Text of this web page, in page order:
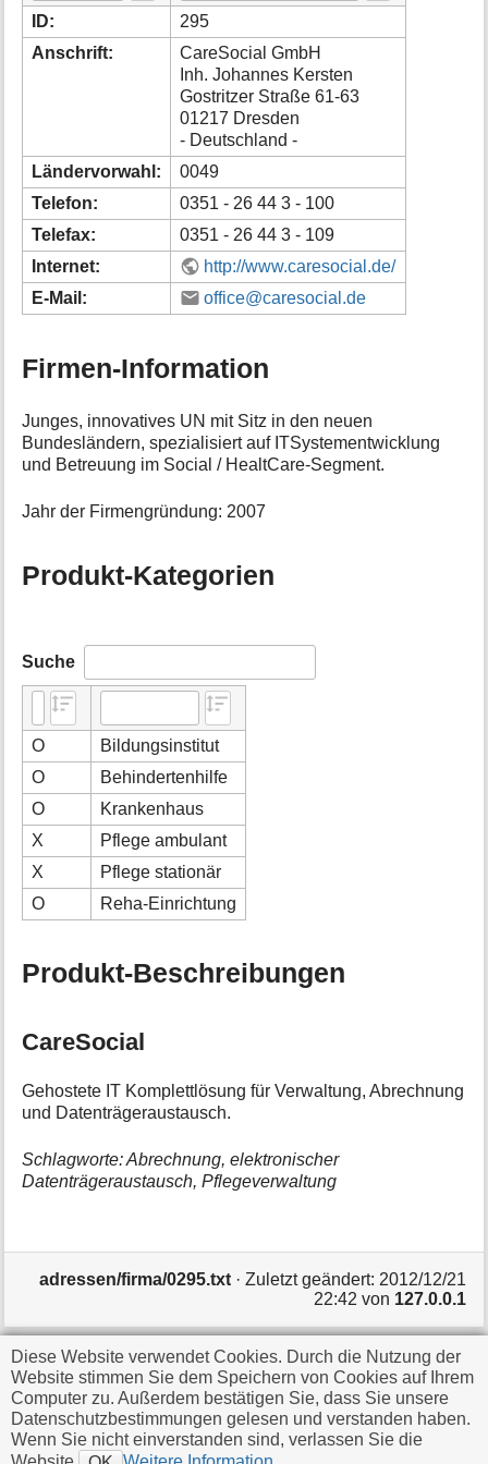
o
n
r
S
i
ID:
295
Anschrift:
CareSocial GmbH
Inh. Johannes Kersten
Gostritzer Straße 61-63
01217 Dresden
- Deutschland -
Ländervorwahl:
0049
Telefon:
0351 - 26 44 3 - 100
Telefax:
0351 - 26 44 3 - 109
Internet:
http://www.caresocial.de/
E-Mail:
office@caresocial.de
Firmen-Information
Junges, innovatives UN mit Sitz in den neuen
Bundesländern, spezialisiert auf ITSystementwicklung
und Betreuung im Social / HealtCare-Segment.
Jahr der Firmengründung: 2007
Produkt-Kategorien
Suche
O
Bildungsinstitut
O
Behindertenhilfe
O
Krankenhaus
X
Pflege ambulant
X
Pflege stationär
O
Reha-Einrichtung
Produkt-Beschreibungen
CareSocial
Gehostete IT Komplettlösung für Verwaltung, Abrechnung
und Datenträgeraustausch.
Schlagworte: Abrechnung, elektronischer
Datenträgeraustausch, Pflegeverwaltung
Diese Website verwendet Cookies. Durch die Nutzung der
Website stimmen Sie dem Speichern von Cookies auf Ihrem
Computer zu. Außerdem bestätigen Sie, dass Sie unsere
Datenschutzbestimmungen gelesen und verstanden haben.
Wenn Sie nicht einverstanden sind, verlassen Sie die
adressen/firma/0295.txt· Zuletzt geändert: 2012/12/21
22:42 von 127.0.0.1
Falls nicht anders bezeichnet, ist der Inhalt dieses Wikis
unter der folgenden Lizenz veröffentlicht:
CC
Attribution-Share Alike 4.0 International